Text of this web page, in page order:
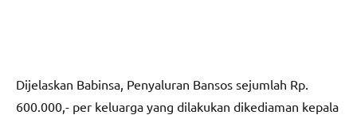
Dijelaskan Babinsa, Penyaluran Bansos sejumlah Rp.
600.000,- per keluarga yang dilakukan dikediaman kepala